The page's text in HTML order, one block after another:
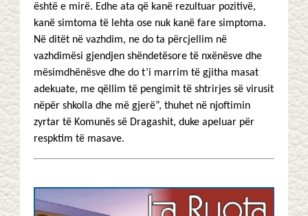
është e mirë. Edhe ata që kanë rezultuar pozitivë,
kanë simtoma të lehta ose nuk kanë fare simptoma.
Në ditët në vazhdim, ne do ta përcjellim në
vazhdimësi gjendjen shëndetësore të nxënësve dhe
mësimdhënësve dhe do t’i marrim të gjitha masat
adekuate, me qëllim të pengimit të shtrirjes së virusit
nëpër shkolla dhe më gjerë”, thuhet në njoftimin
zyrtar të Komunës së Dragashit, duke apeluar për
respktim të masave.